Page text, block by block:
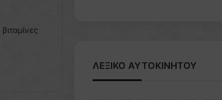
ΛΕΞΙΚΟ ΑΥΤΟΚΙΝΗΤΟΥ